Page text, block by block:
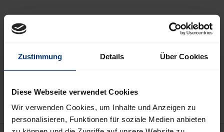
Zustimmung Details Über Cookies
Diese Webseite verwendet Cookies
Wir verwenden Cookies, um Inhalte und Anzeigen zu
personalisieren, Funktionen für soziale Medien anbieten
Preisangaben inkl. MwSt. Abhängig von der Lieferadresse
kann die MwSt. an der Kasse variieren.
In den Warenkorb
Zur Wunschliste hinzufügen